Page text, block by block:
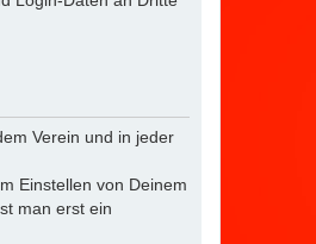
Verein und in jeder
Einstellen von Deinem
man erst ein